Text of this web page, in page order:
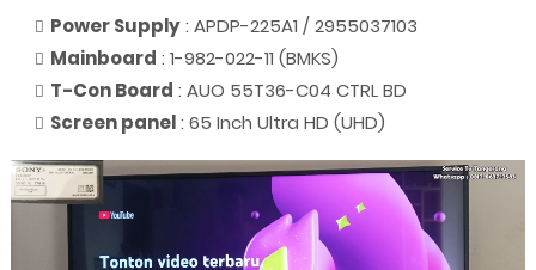
Power Supply: APDP-225A1 / 2955037103
Mainboard : 1-982-022-11 (BMKS)
T-Con Board : AUO 55T36-C04 CTRL BD
Screen panel: 65 Inch Ultra HD (UHD)